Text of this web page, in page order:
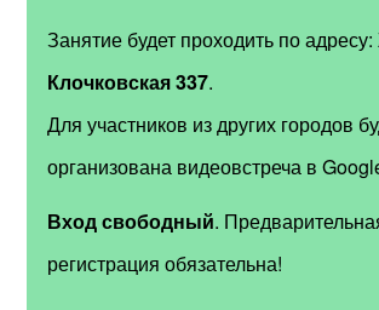
Занятие будет проходить по адресу:
Клочковская 337.
Для участников из других городов
организована видеовстреча в
Вход свободный.
регистрация обязательна!